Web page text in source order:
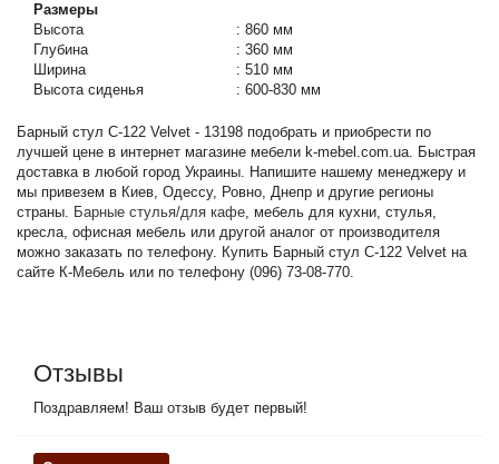
Размеры
Высота
: 860 мм
Глубина
: 360 мм
Ширина
: 510 мм
Высота сиденья
: 600-830 мм
Барный стул C-122 Velvet - 13198 подобрать и приобрести по
лучшей цене в интернет магазине мебели k-mebel.com.ua. Быстрая
доставка в любой город Украины. Напишите нашему менеджеру и
мы привезем в Киев, Одессу, Ровно, Днепр и другие регионы
страны. Барные стулья/для кафе, мебель для кухни, стулья,
кресла, офисная мебель или другой аналог от производителя
можно заказать по телефону. Купить Барный стул C-122 Velvet на
сайте К-Мебель или по телефону (096) 73-08-770.
Отзывы
Поздравляем! Ваш отзыв будет первый!